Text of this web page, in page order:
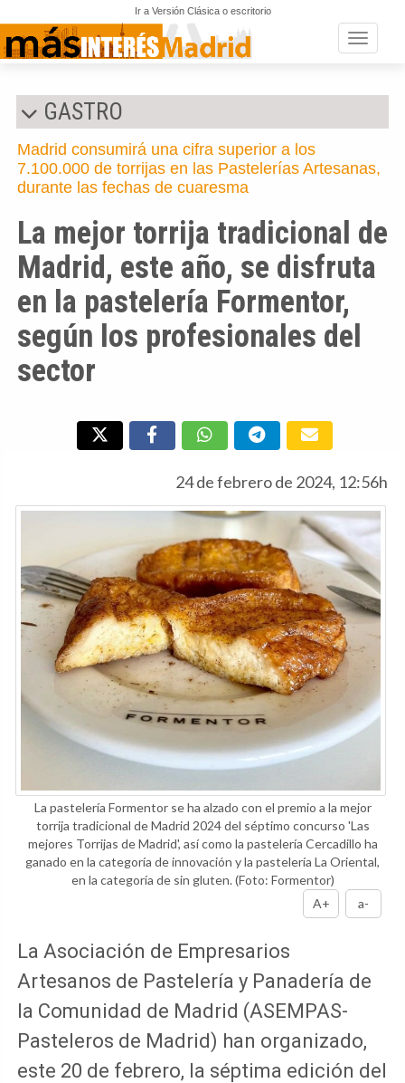
Ir a Versión Clásica o escritorio
Toggle
GASTRO
Madrid consumirá una cifra superior a los
7.100.000 de torrijas en las Pastelerías Artesanas,
durante las fechas de cuaresma
La mejor torrija tradicional de
Madrid, este año, se disfruta
en la pastelería Formentor,
según los profesionales del
sector
24 de febrero de 2024, 12:56h
La pastelería Formentor se ha alzado con el premio a la mejor
torrija tradicional de Madrid 2024 del séptimo concurso 'Las
mejores Torrijas de Madrid', así como la pastelería Cercadillo ha
ganado en la categoría de innovación y la pastelería La Oriental,
en la categoría de sin gluten.(Foto: Formentor)
A+
a-
La Asociación de Empresarios
Artesanos de Pastelería y Panadería de
la Comunidad de Madrid (ASEMPAS-
Pasteleros de Madrid) han organizado,
este 20 de febrero, la séptima edición del